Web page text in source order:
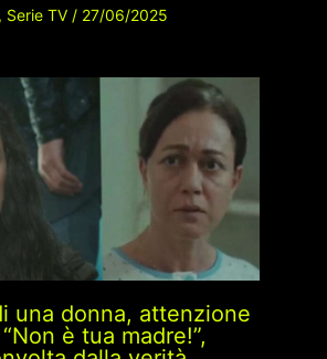
Serie TV/ 27/06/2025
una donna, attenzione
è tua madre!”,